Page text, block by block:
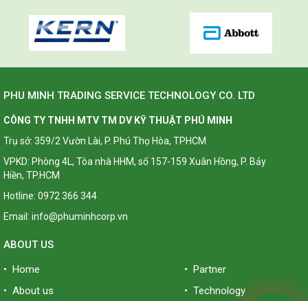
PHU MINH TRADING SERVICE TECHNOLOGY CO. LTD
CÔNG TY TNHH MTV TM DV KỸ THUẬT PHÚ MINH
Trụ sở: 359/2 Vườn Lài, P. Phú Thọ Hòa, TPHCM
VPKD: Phòng 4L, Tòa nhà HHM, số 157-159 Xuân Hồng, P. Bảy
Hiền, TP.HCM
Hotline: 0972 366 344
Email: info@phuminhcorp.vn
ABOUT US
• Home
• Partner
• About us
• Technology